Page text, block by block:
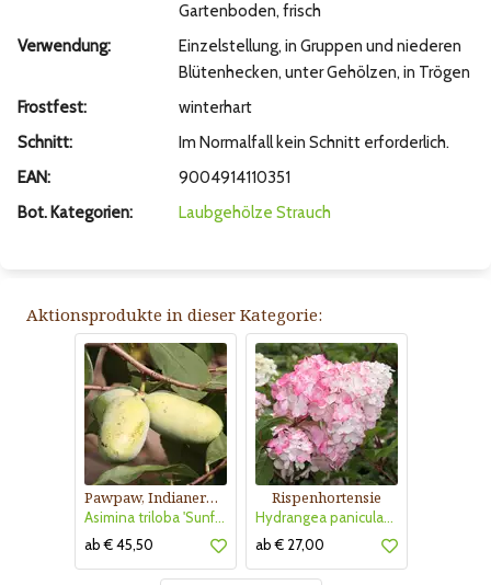
Gartenboden, frisch
Verwendung:
Einzelstellung, in Gruppen und niederen
Blütenhecken, unter Gehölzen, in Trögen
Frostfest:
winterhart
Schnitt:
Im Normalfall kein Schnitt erforderlich.
EAN:
9004914110351
Bot. Kategorien:
Laubgehölze Strauch
Aktionsprodukte in dieser Kategorie:
Pawpaw, Indianerbanane
Asimina triloba 'Sunflower'
ab € 45,50
Rispenhortensie
Hydrangea paniculata 'Vanille Fraise'
ab € 27,00